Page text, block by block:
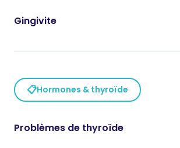
Gingivite
📋Hormones & thyroïde
Problèmes de thyroïde